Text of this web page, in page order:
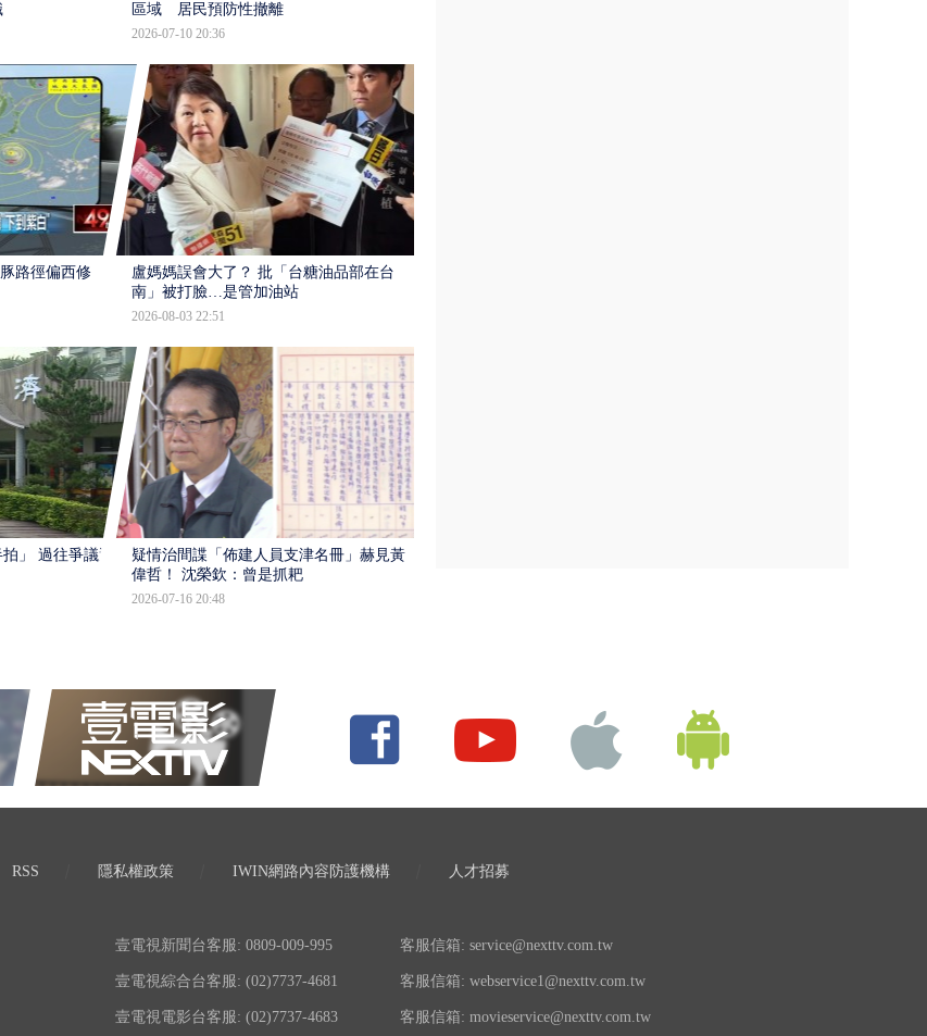
區域 居民預防性撤離
2026-07-10 20:36
路徑偏西修
盧媽媽誤會大了？ 批「台糖油品部在台
南」被打臉…是管加油站
2026-08-03 22:51
」 過往爭議遭
疑情治間諜「佈建人員支津名冊」赫見黃
偉哲！ 沈榮欽：曾是抓耙
2026-07-16 20:48
RSS 隱私權政策 IWIN網路內容防護機構 人才招募
壹電視新聞台客服: 0809-009-995 客服信箱: service@nexttv.com.tw
壹電視綜合台客服: (02)7737-4681 客服信箱: webservice1@nexttv.com.tw
壹電視電影台客服: (02)7737-4683 客服信箱: movieservice@nexttv.com.tw